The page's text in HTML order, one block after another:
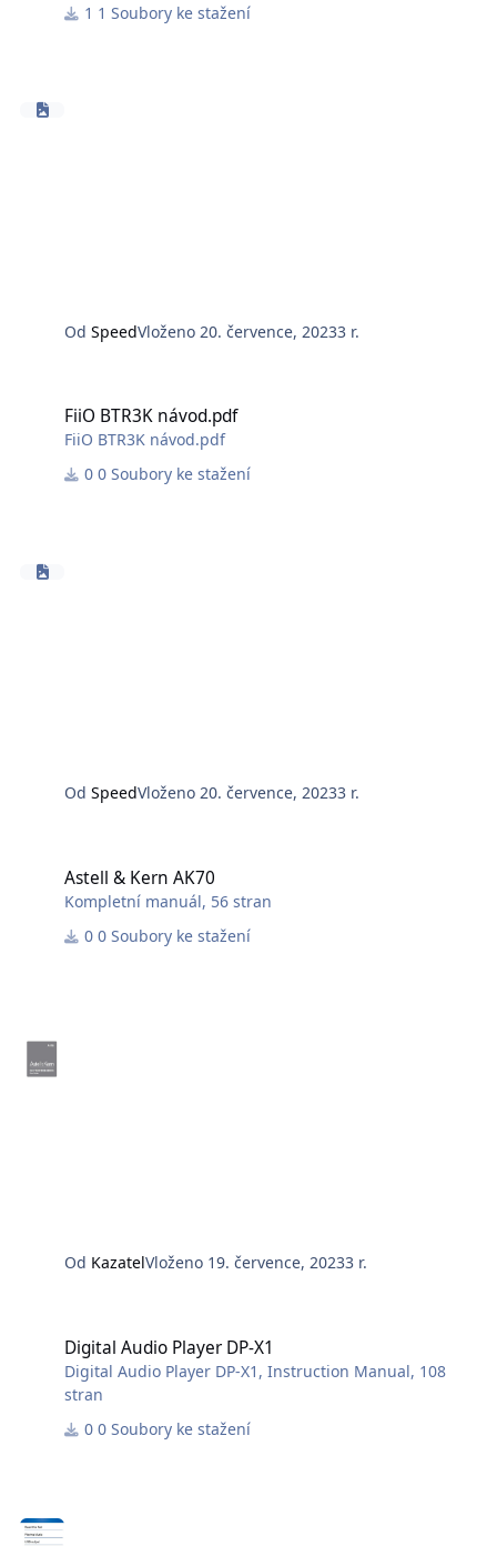
1 Soubory ke stažení
OdSpeedVloženo 20. července, 20233 r.
FiiO BTR3K návod.pdf
FiiO BTR3K návod.pdf
0 Soubory ke stažení
OdSpeedVloženo20. července, 20233 r.
Astell & Kern AK70
Kompletní manuál, 56 stran
0 Soubory ke stažení
Od KazatelVloženo 19. července, 20233 r.
Digital Audio Player DP-X1
Digital Audio Player DP-X1, Instruction Manual, 108
stran
0 Soubory ke stažení